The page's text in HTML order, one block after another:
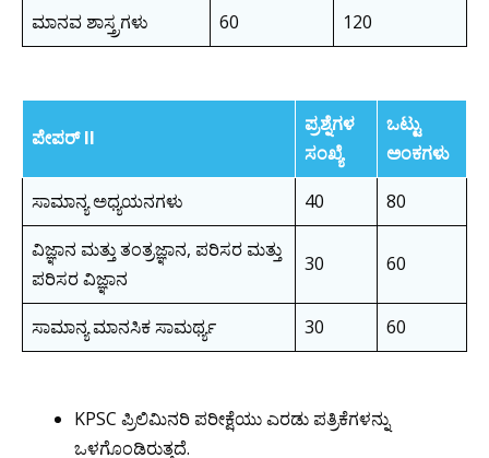
ಮಾನವ ಶಾಸ್ತ್ರಗಳು
60 120
ಪೇಪರ್ II
ಪ್ರಶ್ನೆಗಳ
ಸಂಖ್ಯೆ
ಒಟ್ಟು
ಅಂಕಗಳು
ಸಾಮಾನ್ಯ ಅಧ್ಯಯನಗಳು
40
80
ವಿಜ್ಞಾನ ಮತ್ತು ತಂತ್ರಜ್ಞಾನ, ಪರಿಸರ ಮತ್ತು
ಪರಿಸರ ವಿಜ್ಞಾನ
30 60
ಸಾಮಾನ್ಯ ಮಾನಸಿಕ ಸಾಮರ್ಥ್ಯ 30 60
KPSC ಪ್ರಿಲಿಮಿನರಿ ಪರೀಕ್ಷೆಯು ಎರಡು ಪತ್ರಿಕೆಗಳನ್ನು
ಒಳಗೊಂಡಿರುತ್ತದೆ.